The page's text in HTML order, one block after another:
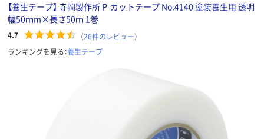
【養生テープ】 寺岡製作所 P-カットテープ No.4140 塗装養生用 透明
幅50ｍm×長さ50ｍ 1巻
4.7 （26件のレビュー）
ランキングを見る：養生テープ